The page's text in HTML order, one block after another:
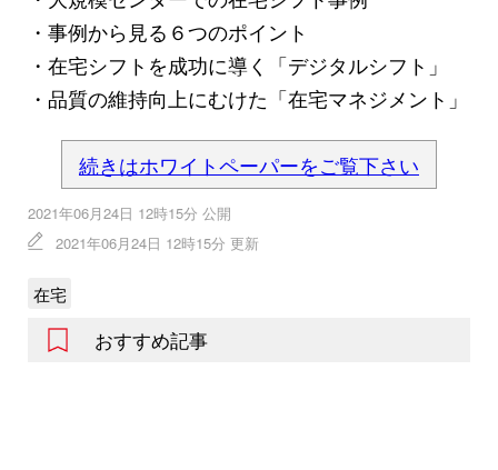
・事例から見る６つのポイント
・在宅シフトを成功に導く「デジタルシフト」
・品質の維持向上にむけた「在宅マネジメント」
続きはホワイトペーパーをご覧下さい
2021年06月24日 12時15分 公開
2021年06月24日 12時15分 更新
在宅
おすすめ記事